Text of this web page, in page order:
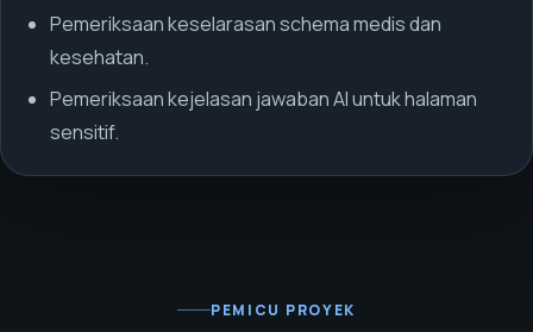
Pemeriksaan keselarasan schema medis dan
kesehatan.
Pemeriksaan kejelasan jawaban AI untuk halaman
sensitif.
PEMICU PROYEK